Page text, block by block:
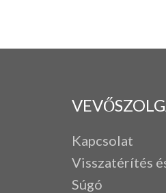
Kapcsolat
Visszatérítés
Súgó